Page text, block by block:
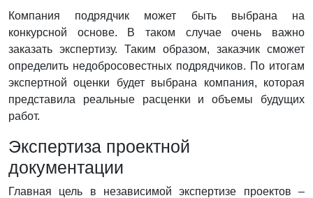
Компания подрядчик может быть выбрана на
конкурсной основе. В таком случае очень важно
заказать экспертизу. Таким образом, заказчик сможет
определить недобросовестных подрядчиков. По итогам
экспертной оценки будет выбрана компания, которая
представила реальные расценки и объемы будущих
работ.
Экспертиза проектной
документации
Главная цель в независимой экспертизе проектов –